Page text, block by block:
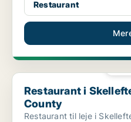
Restaurant
Restaurant i Skellefteå,
Restaurant i Skellefteå, Västerbotten
County
Restaurant